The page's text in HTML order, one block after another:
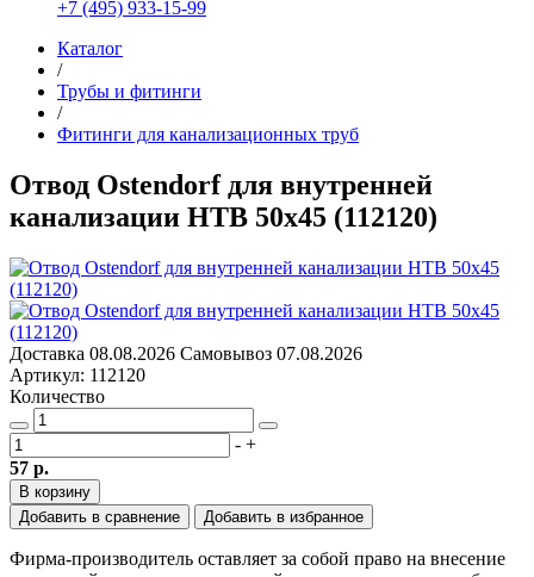
+7 (495) 933-15-99
Каталог
/
Трубы и фитинги
/
Фитинги для канализационных труб
Отвод Ostendorf для внутренней
канализации HTB 50х45 (112120)
Доставка 08.08.2026 Самовывоз 07.08.2026
Артикул: 112120
Количество
- +
57 р.
В корзину
Добавить в сравнение
Добавить в избранное
Фирма-производитель оставляет за собой право на внесение